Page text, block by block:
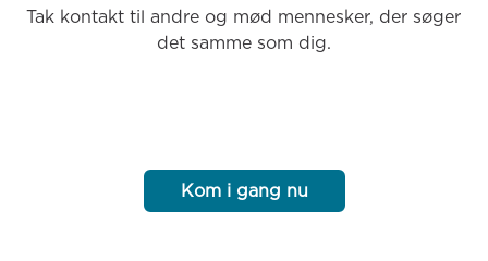
Tak kontakt til andre og mød mennesker, der søger
det samme som dig.
Kom i gang nu